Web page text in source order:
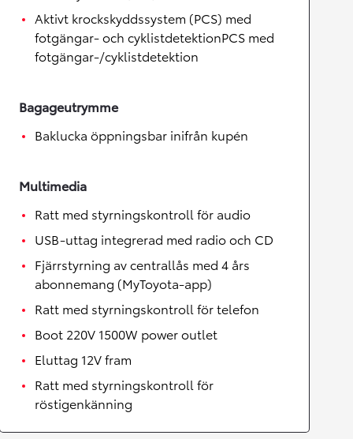
Aktivt krockskyddssystem (PCS) med
fotgängar- och cyklistdetektionPCS med
fotgängar-/cyklistdetektion
Bagageutrymme
Baklucka öppningsbar inifrån kupén
Multimedia
Ratt med styrningskontroll för audio
USB-uttag integrerad med radio och CD
Fjärrstyrning av centrallås med 4 års
abonnemang (MyToyota-app)
Ratt med styrningskontroll för telefon
Boot 220V 1500W power outlet
Eluttag 12V fram
Ratt med styrningskontroll för
röstigenkänning